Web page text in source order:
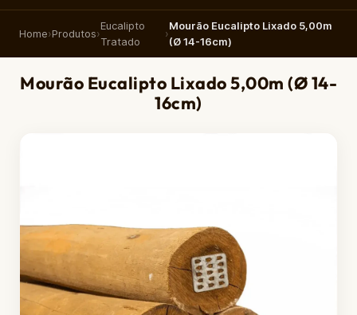
Home›Produtos›
Eucalipto
Tratado
›
Mourão Eucalipto Lixado 5,00m
(Ø 14-16cm)
Mourão Eucalipto Lixado 5,00m (Ø 14-
16cm)